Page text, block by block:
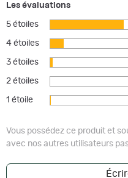
Les évaluations
5 étoiles
4 étoiles
3 étoiles
2 étoiles
1 étoile
Vous possédez ce produit et
avec nos autres utilisateurs